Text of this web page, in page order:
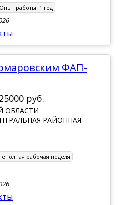
Опыт работы: 1 год
руб.
ОБЛАСТИ
РАЙОННАЯ
рабочая неделя